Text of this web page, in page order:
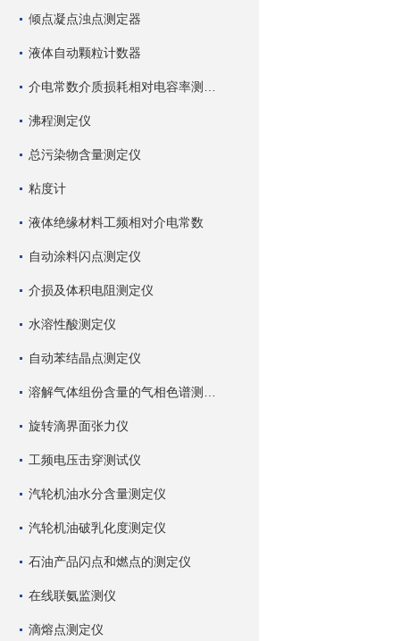
倾点凝点浊点测定器
液体自动颗粒计数器
沸程测定仪
总污染物含量测定仪
粘度计
液体绝缘材料工频相对介电常数
自动涂料闪点测定仪
介损及体积电阻测定仪
水溶性酸测定仪
自动苯结晶点测定仪
旋转滴界面张力仪
工频电压击穿测试仪
汽轮机油水分含量测定仪
汽轮机油破乳化度测定仪
石油产品闪点和燃点的测定仪
在线联氨监测仪
滴熔点测定仪